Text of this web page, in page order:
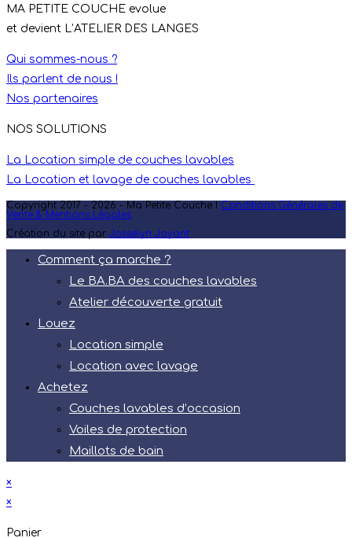
MA PETITE COUCHE evolue
et devient L’ATELIER DES LANGES
Qui sommes-nous ?
Ils parlent de nous !
Nos partenaires
NOS SOLUTIONS
La Location simple de couches lavables
La Location et lavage de couches lavables
Copyright 2017 - 2026 - Ma Petite Couche I Conditions Générales de
Vente & Mentions Légales
Création du site par Josselyn Jayant
Comment ça marche ?
Le BA.BA des couches lavables
Atelier découverte gratuit
Louez
Location simple
Location avec lavage
Achetez
Couches lavables d’occasion
Voiles de protection
Maillots de bain
×
×
Panier